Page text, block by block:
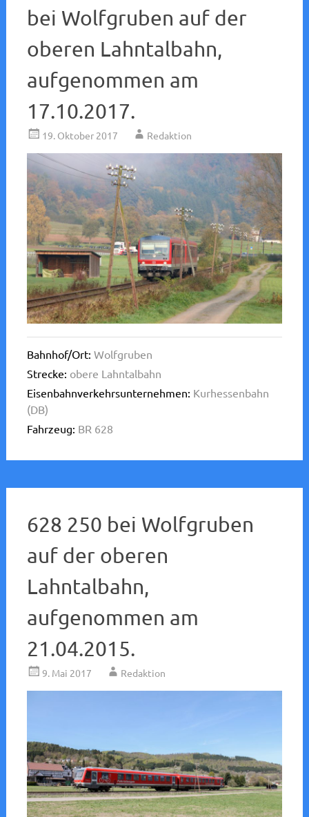
bei Wolfgruben auf der
oberen Lahntalbahn,
aufgenommen am
17.10.2017.
19. Oktober 2017 Redaktion
Bahnhof/Ort: Wolfgruben
Strecke: obere Lahntalbahn
Eisenbahnverkehrsunternehmen: Kurhessenbahn
(DB)
Fahrzeug: BR 628
628 250 bei Wolfgruben
auf der oberen
Lahntalbahn,
aufgenommen am
21.04.2015.
9. Mai 2017 Redaktion